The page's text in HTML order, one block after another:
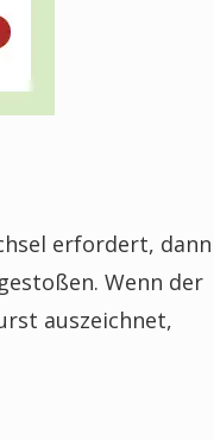
erfordert, dann
Wenn der
auszeichnet,